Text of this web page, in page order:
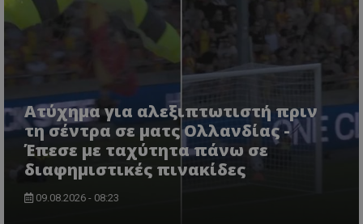
Ατύχημα για αλεξιπτωτιστή πριν
τη σέντρα σε ματς Ολλανδίας -
Έπεσε με ταχύτητα πάνω σε
διαφημιστικές πινακίδες
09.08.2026 - 08:23